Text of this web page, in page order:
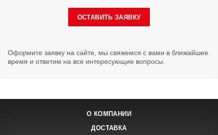
ОСТАВИТЬ ЗАЯВКУ
Оформите заявку на сайте, мы свяжемся с вами в ближайшее
время и ответим на все интересующие вопросы.
О КОМПАНИИ
ДОСТАВКА